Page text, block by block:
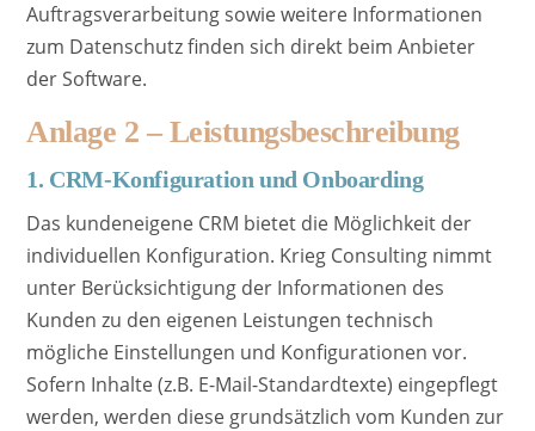
Auftragsverarbeitung sowie weitere Informationen
zum Datenschutz finden sich direkt beim Anbieter
der Software.
Anlage 2 – Leistungsbeschreibung
1. CRM-Konfiguration und Onboarding
Das kundeneigene CRM bietet die Möglichkeit der
individuellen Konfiguration. Krieg Consulting nimmt
unter Berücksichtigung der Informationen des
Kunden zu den eigenen Leistungen technisch
mögliche Einstellungen und Konfigurationen vor.
Sofern Inhalte (z.B. E-Mail-Standardtexte) eingepflegt
werden, werden diese grundsätzlich vom Kunden zur